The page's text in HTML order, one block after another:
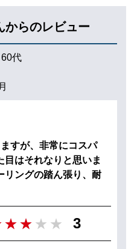
からのレビュー
60代
すが、非常にコスパ
目はそれなりと思いま
リングの踏ん張り、耐
3